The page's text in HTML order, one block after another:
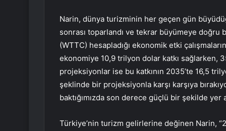
Narin, dünya turizminin her geçen gün
sonrası toparlandı ve tekrar büyümeye doğru
(WTTC) hesapladığı ekonomik etki
ekonomiye 10,9 trilyon dolar katkı sağlarken,
projeksiyonlar ise bu katkının 2035’te 16,5
şeklinde bir projeksiyonla karşı karşıya
baktığımızda son derece güçlü bir şekilde yer
Türkiye’nin turizm gelirlerine değinen Narin,